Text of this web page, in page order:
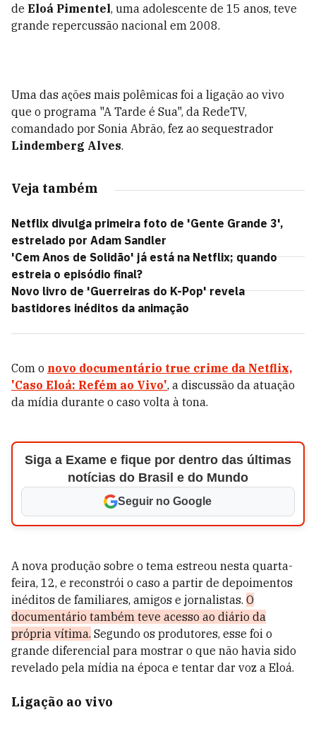
de Eloá Pimentel, uma adolescente de 15 anos, teve
grande repercussão nacional em 2008.
Uma das ações mais polêmicas foi a ligação ao vivo
que o programa "A Tarde é Sua", da RedeTV,
comandado por Sonia Abrão, fez ao sequestrador
Lindemberg Alves.
Veja também
Netflix divulga primeira foto de 'Gente Grande 3',
estrelado por Adam Sandler
'Cem Anos de Solidão' já está na Netflix; quando
estreia o episódio final?
Novo livro de 'Guerreiras do K-Pop' revela
bastidores inéditos da animação
Com o novo documentário true crime da Netflix,
'Caso Eloá: Refém ao Vivo', a discussão da atuação
da mídia durante o caso volta à tona.
Siga a Exame e fique por dentro das últimas
notícias do Brasil e do Mundo
Seguir no Google
A nova produção sobre o tema estreou nesta quarta-
feira, 12, e reconstrói o caso a partir de depoimentos
inéditos de familiares, amigos e jornalistas. O
documentário também teve acesso ao diário da
própria vítima. Segundo os produtores, esse foi o
grande diferencial para mostrar o que não havia sido
revelado pela mídia na época e tentar dar voz a Eloá.
Ligação ao vivo